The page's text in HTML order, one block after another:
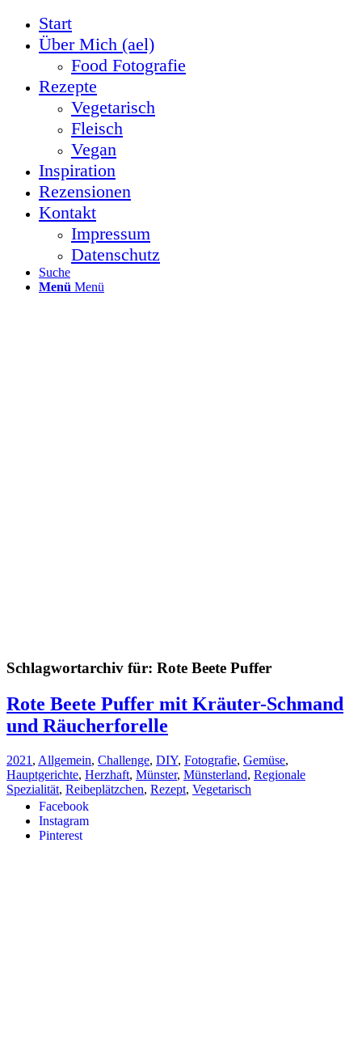
Start
Über Mich (ael)
Food Fotografie
Rezepte
Vegetarisch
Fleisch
Vegan
Inspiration
Rezensionen
Kontakt
Impressum
Datenschutz
Suche
Menü Menü
Facebook
Instagram
Pinterest
Schlagwortarchiv für: Rote Beete Puffer
Rote Beete Puffer mit Kräuter-Schmand
und Räucherforelle
2021 , Allgemein, Challenge, DIY, Fotografie, Gemüse,
Hauptgerichte, Herzhaft, Münster, Münsterland, Regionale
Spezialität, Reibeplätzchen, Rezept, Vegetarisch